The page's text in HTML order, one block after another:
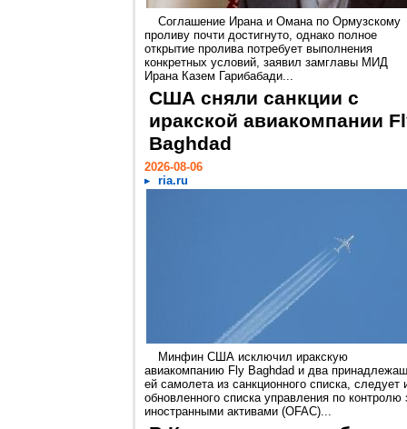
Соглашение Ирана и Омана по Ормузскому
проливу почти достигнуто, однако полное
открытие пролива потребует выполнения
конкретных условий, заявил замглавы МИД
Ирана Казем Гарибабади...
США сняли санкции с
иракской авиакомпании
Baghdad
2026-08-06
ria.ru
Минфин США исключил иракскую
авиакомпанию Fly Baghdad и два
ей самолета из санкционного списка, следует
обновленного списка управления по контролю
иностранными активами (OFAC)...